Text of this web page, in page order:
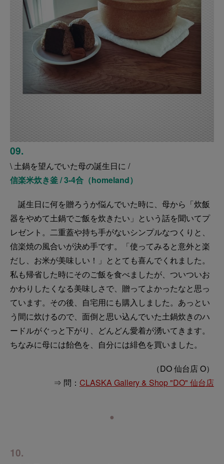
09.
\ 土鍋を望んでいた母の誕生日に /
信楽米炊き釜 / 3-4合（homeland）
誕生日に何を贈ろうか悩んでいた時に、母から「炊飯
器をやめて土鍋でご飯を炊きたい」という話を聞いてプ
レゼント。二重蓋や持ち手がないシンプルなつくりと、
信楽焼の風合いが決め手です。「使ってみると意外と楽
だし、お米が美味しい！」ととても喜んでくれました。
私も帰省した時にそのご飯を食べましたが、ついついお
かわりしたくなる美味しさで、贈ってよかったなと思っ
ています。その後、自宅用にも購入しました。あっとい
う間に炊けるので、面倒と思い込んでいた土鍋炊きのハ
ードルがぐっと下がり、どんどん愛着が湧いてきます。
ちなみに母には飴色を、自分には緋色を買いました。
（DO 仙台店 O）
⇒ 問： CLASKA Gallery & Shop "DO" 仙台店
●
10.